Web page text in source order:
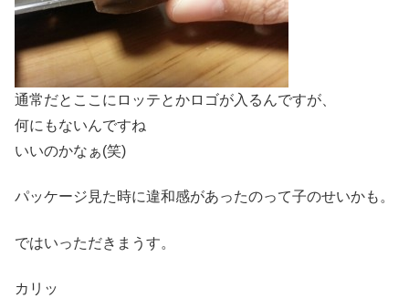
通常だとここにロッテとかロゴが入るんですが、
何にもないんですね
いいのかなぁ(笑)
パッケージ見た時に違和感があったのって子のせいかも。
ではいっただきまうす。
カリッ